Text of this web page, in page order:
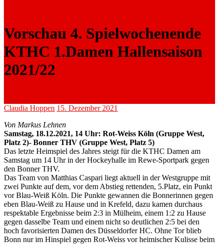
Vorschau 4. Spielwochenende
KTHC 1.Damen Hallensaison
2021/22
Claudia Hoppen 15. Dezember 2021
Von Markus Lehnen
Samstag, 18.12.2021, 14 Uhr: Rot-Weiss Köln (Gruppe West,
Platz 2)- Bonner THV (Gruppe West, Platz 5)
Das letzte Heimspiel des Jahres steigt für die KTHC Damen am
Samstag um 14 Uhr in der Hockeyhalle im Rewe-Sportpark gegen
den Bonner THV.
Das Team von Matthias Caspari liegt aktuell in der Westgruppe mit
zwei Punkte auf dem, vor dem Abstieg rettenden, 5.Platz, ein Punkt
vor Blau-Weiß Köln. Die Punkte gewannen die Bonnerinnen gegen
eben Blau-Weiß zu Hause und in Krefeld, dazu kamen durchaus
respektable Ergebnisse beim 2:3 in Mülheim, einem 1:2 zu Hause
gegen dasselbe Team und einem nicht so deutlichen 2:5 bei den
hoch favorisierten Damen des Düsseldorfer HC. Ohne Tor blieb
Bonn nur im Hinspiel gegen Rot-Weiss vor heimischer Kulisse beim